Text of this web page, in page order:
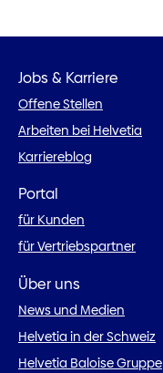
Jobs & Karriere
Offene Stellen
Arbeiten bei Helvetia
Karriereblog
Portal
für Kunden
für Vertriebspartner
Über uns
News und Medien
Helvetia in der Schweiz
Helvetia Baloise Gruppe